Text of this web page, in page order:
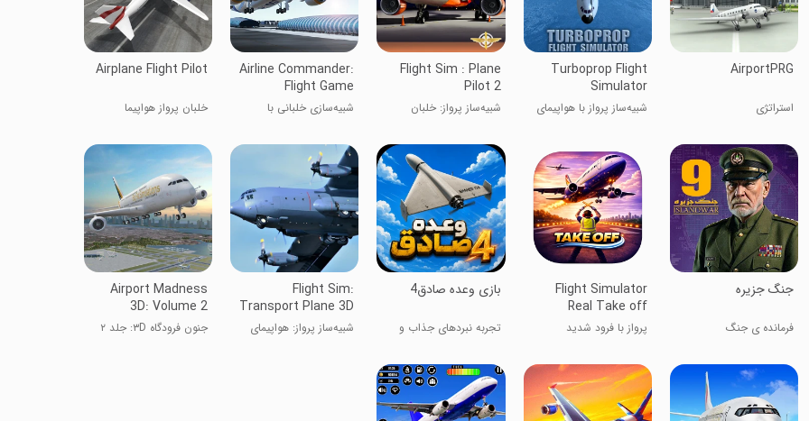
AirportPRG
استراتژی
Turboprop Flight
Simulator
شبیه‌ساز پرواز با هواپیمای
Flight Sim : Plane
Pilot 2
شبیه‌ساز پرواز: خلبان
Airline Commander:
Flight Game
شبیه‌‌سازی خلبانی با
Airplane Flight Pilot
خلبان پرواز هواپیما
‏‏‏‏‏جنگ جزیره
فرمانده ی جنگ
Flight Simulator
Real Take off
پرواز با فرود شدید
‏‏‏بازی وعده صادق4
تجربه نبردهای جذاب و
Flight Sim:
Transport Plane 3D
شبیه‌ساز پرواز: هواپیمای
Airport Madness
3D: Volume 2
جنون فرودگاه ۳D: جلد ۲